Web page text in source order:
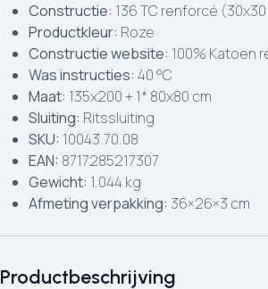
Productbeschrijving
Constructie: 136 TC renforcé
Productkleur: Roze
Constructie website: 100% Katoen
Was instructies: 40 °C
Maat: 135x200 + 1* 80x80 cm
Sluiting: Ritssluiting
SKU: 10043.70.08
EAN: 8717285217307
Gewicht: 1.044 kg
Afmeting verpakking: 36×26×3 cm